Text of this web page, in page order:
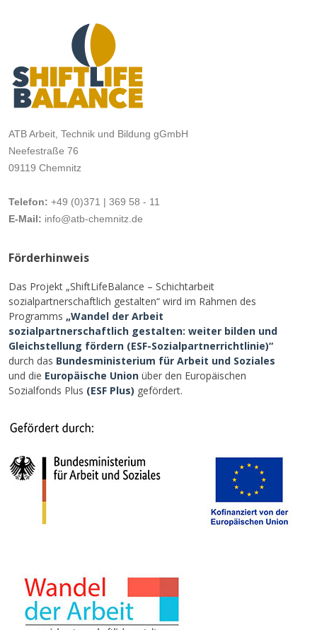
ATB Arbeit, Technik und Bildung gGmbH
Neefestraße 76
09119 Chemnitz
Telefon: +49 (0)371 | 369 58 - 11
E-Mail: info@atb-chemnitz.de
Förderhinweis
Das Projekt „ShiftLifeBalance – Schichtarbeit
sozialpartnerschaftlich gestalten“ wird im Rahmen des
Programms „Wandel der Arbeit
sozialpartnerschaftlich gestalten: weiter bilden und
Gleichstellung fördern (ESF-Sozialpartnerrichtlinie)“
durch das Bundesministerium für Arbeit und Soziales
und die Europäische Union über den Europäischen
Sozialfonds Plus (ESF Plus) gefördert.